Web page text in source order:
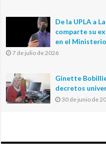
De la UPLA a
comparte su
en el
7 de julio de 2026
Ginette
decretos
30 de junio de